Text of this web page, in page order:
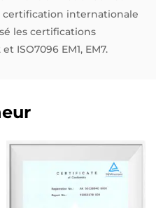
certification internationale
les certifications
ISO7096 EM1, EM7.